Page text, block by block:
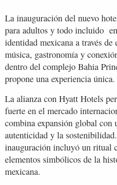
La inauguración del nuevo
para adultos y todo incluido
identidad mexicana a través de
música, gastronomía y
dentro del complejo Bahia
propone una experiencia única.
La alianza con Hyatt Hotels
fuerte en el mercado
combina expansión global con
autenticidad y la
inauguración incluyó un ritual
elementos simbólicos de la
mexicana.